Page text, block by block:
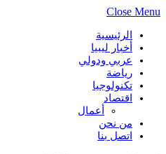
Close Menu
الرئيسية
أخبار ليبيا
عربي ودولي
رياضة
تكنولوجيا
اقتصاد
أعمال
من نحن
اتصل بنا